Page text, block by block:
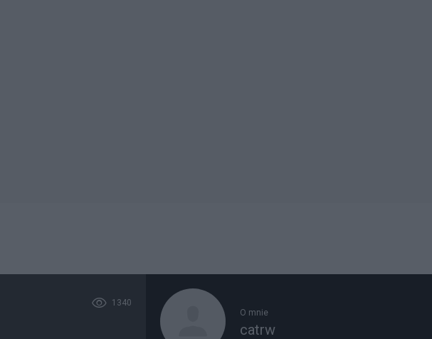
1340
O mnie
catrw